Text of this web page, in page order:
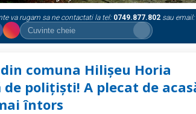
va rugam sa ne contactati la tel: 0749.877.802 sau email:
comuna Hilișeu Horia
polițiști! A plecat de
întors